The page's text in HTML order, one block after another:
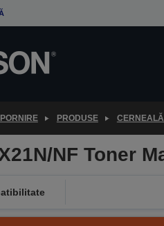
PRODUSE
NF Toner